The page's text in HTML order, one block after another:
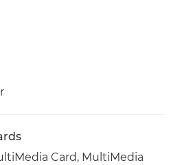
Card, MultiMedia